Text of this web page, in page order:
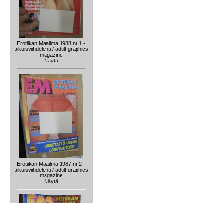
Erotiikan Maailma 1988 nr 1 -
aikuisviihdelehti / adult graphics
magazine
Näytä
Erotiikan Maailma 1987 nr 2 -
aikuisviihdelehti / adult graphics
magazine
Näytä